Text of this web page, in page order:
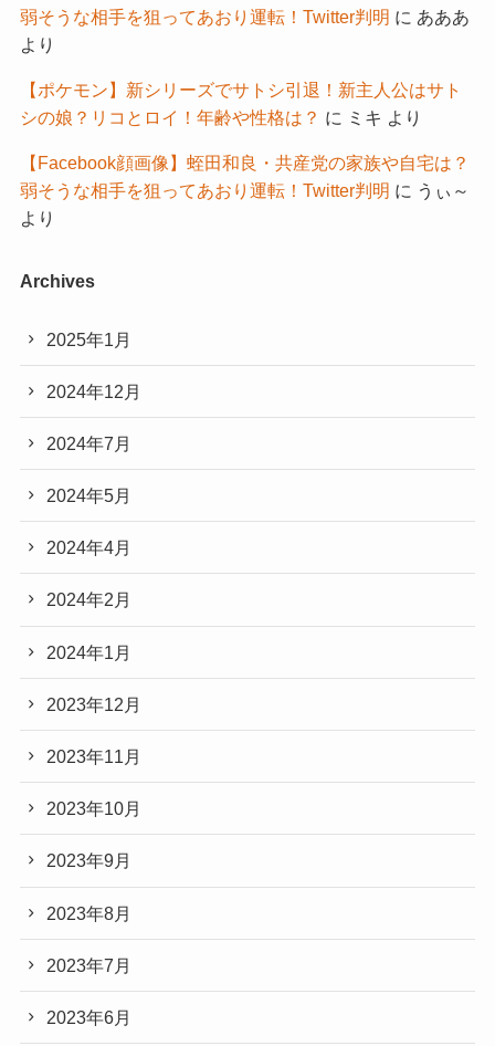
弱そうな相手を狙ってあおり運転！Twitter判明 に あああ
より
【ポケモン】新シリーズでサトシ引退！新主人公はサト
シの娘？リコとロイ！年齢や性格は？ に ミキ より
【Facebook顔画像】蛭田和良・共産党の家族や自宅は？
弱そうな相手を狙ってあおり運転！Twitter判明 に うぃ～
より
Archives
2025年1月
2024年12月
2024年7月
2024年5月
2024年4月
2024年2月
2024年1月
2023年12月
2023年11月
2023年10月
2023年9月
2023年8月
2023年7月
2023年6月